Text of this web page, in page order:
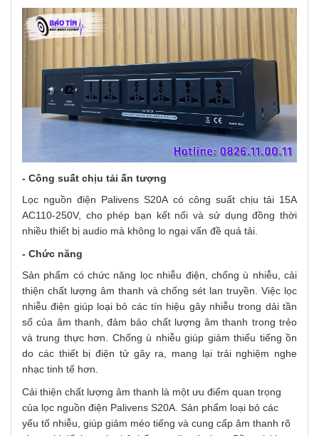
- Công suất chịu tải ấn tượng
Lọc nguồn điện Palivens S20A có công suất chịu tải 15A
AC110-250V, cho phép bạn kết nối và sử dụng đồng thời
nhiều thiết bị audio mà không lo ngại vấn đề quá tải.
- Chức năng
Sản phẩm có chức năng lọc nhiễu điện, chống ù nhiễu, cải
thiện chất lượng âm thanh và chống sét lan truyền. Việc lọc
nhiễu điện giúp loại bỏ các tín hiệu gây nhiễu trong dải tần
số của âm thanh, đảm bảo chất lượng âm thanh trong trẻo
và trung thực hơn. Chống ù nhiễu giúp giảm thiểu tiếng ồn
do các thiết bị điện tử gây ra, mang lại trải nghiệm nghe
nhạc tinh tế hơn.
Cải thiện chất lượng âm thanh là một ưu điểm quan trọng
của lọc nguồn điện Palivens S20A. Sản phẩm loại bỏ các
yếu tố nhiễu, giúp giảm méo tiếng và cung cấp âm thanh rõ